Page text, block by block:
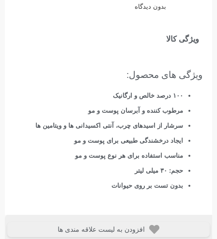
بدون دیدگاه
ویژگی کالا
ویژگی های محصول:
۱۰۰ درصد خالص و ارگانیک
مرطوب کننده و آبرسان پوست و مو
سرشار از اسیدهای چرب، آنتی اکسیدانی ها و ویتامین ها
ایجاد درخشندگی طبیعی برای پوست و مو
مناسب استفاده برای هر نوع پوست و مو
حجم: ۳۰ میلی لیتر
بدون تست بر روی حیوانات
افزودن به لیست علاقه مندی ها